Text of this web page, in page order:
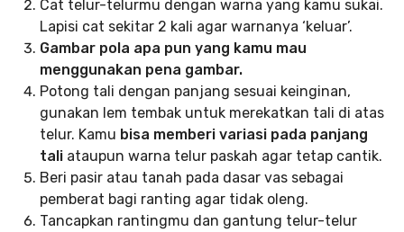
Cat telur-telurmu dengan warna yang kamu sukai.
Lapisi cat sekitar 2 kali agar warnanya ‘keluar’.
Gambar pola apa pun yang kamu mau
menggunakan pena gambar.
Potong tali dengan panjang sesuai keinginan,
gunakan lem tembak untuk merekatkan tali di atas
telur. Kamu bisa memberi variasi pada panjang
tali ataupun warna telur paskah agar tetap cantik.
Beri pasir atau tanah pada dasar vas sebagai
pemberat bagi ranting agar tidak oleng.
Tancapkan rantingmu dan gantung telur-telur